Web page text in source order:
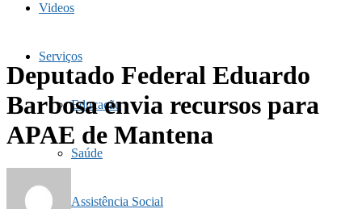
Videos
Serviços
Educação
Saúde
Assistência Social
Deputado Federal Eduardo
Barbosa envia recursos para
APAE de Mantena